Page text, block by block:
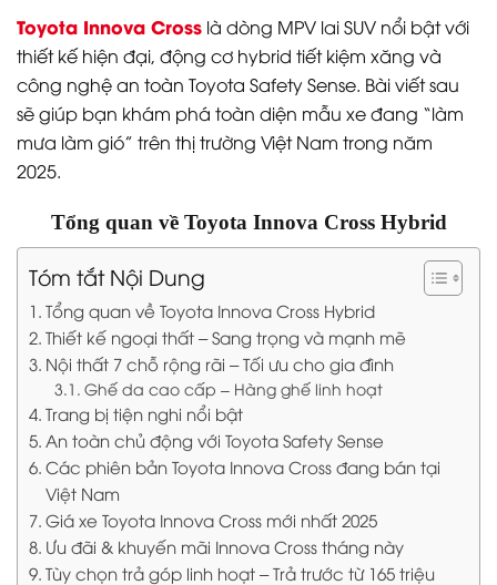
Toyota Innova Cross là dòng MPV lai SUV nổi bật với
thiết kế hiện đại, động cơ hybrid tiết kiệm xăng và
công nghệ an toàn Toyota Safety Sense. Bài viết sau
sẽ giúp bạn khám phá toàn diện mẫu xe đang “làm
mưa làm gió” trên thị trường Việt Nam trong năm
2025.
Tổng quan về Toyota Innova Cross Hybrid
Tóm tắt Nội Dung
Tổng quan về Toyota Innova Cross Hybrid
Thiết kế ngoại thất – Sang trọng và mạnh mẽ
Nội thất 7 chỗ rộng rãi – Tối ưu cho gia đình
Ghế da cao cấp – Hàng ghế linh hoạt
Trang bị tiện nghi nổi bật
An toàn chủ động với Toyota Safety Sense
Các phiên bản Toyota Innova Cross đang bán tại
Việt Nam
Giá xe Toyota Innova Cross mới nhất 2025
Ưu đãi & khuyến mãi Innova Cross tháng này
Tùy chọn trả góp linh hoạt – Trả trước từ 165 triệu